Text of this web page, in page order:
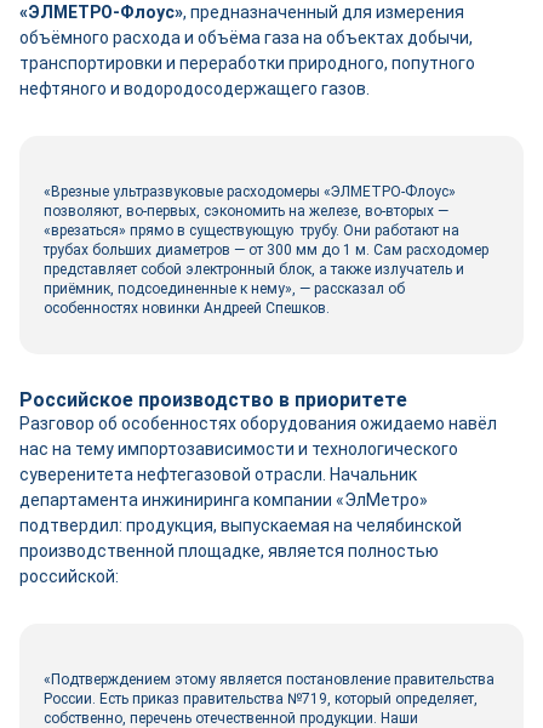
«ЭЛМЕТРО-Флоус», предназначенный для измерения
объёмного расхода и объёма газа на объектах добычи,
транспортировки и переработки природного, попутного
нефтяного и водородосодержащего газов.
«Врезные ультразвуковые расходомеры «ЭЛМЕТРО-Флоус»
позволяют, во-первых, сэкономить на железе, во-вторых —
«врезаться» прямо в существующую трубу. Они работают на
трубах больших диаметров — от 300 мм до 1 м. Сам расходомер
представляет собой электронный блок, а также излучатель и
приёмник, подсоединенные к нему», — рассказал об
особенностях новинки Андреей Спешков.
Российское производство в приоритете
Разговор об особенностях оборудования ожидаемо навёл
нас на тему импортозависимости и технологического
суверенитета нефтегазовой отрасли. Начальник
департамента инжиниринга компании «ЭлМетро»
подтвердил: продукция, выпускаемая на челябинской
производственной площадке, является полностью
российской:
«Подтверждением этому является постановление правительства
России. Есть приказ правительства №719, который определяет,
собственно, перечень отечественной продукции. Наши